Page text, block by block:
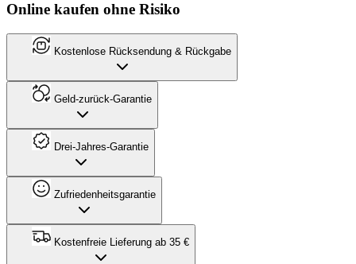
Online kaufen ohne Risiko
Kostenlose Rücksendung & Rückgabe
Geld-zurück-Garantie
Drei-Jahres-Garantie
Zufriedenheitsgarantie
Kostenfreie Lieferung ab 35 €